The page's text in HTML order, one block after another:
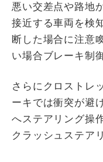
悪い交差点や路地
接近する車両を検
断した場合に注意
い場合ブレーキ制
さらにクロストレ
ーキでは衝突が避
へステアリング操
クラッシュステア